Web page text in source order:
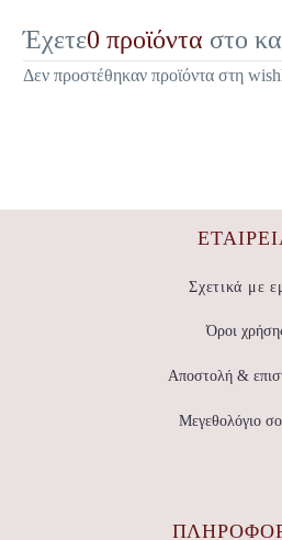
Έχετε0 προϊόντα στο
Δεν προστέθηκαν προϊόντα στη
Σχετικά με
Όροι
Αποστολή &
Μεγεθολόγιο